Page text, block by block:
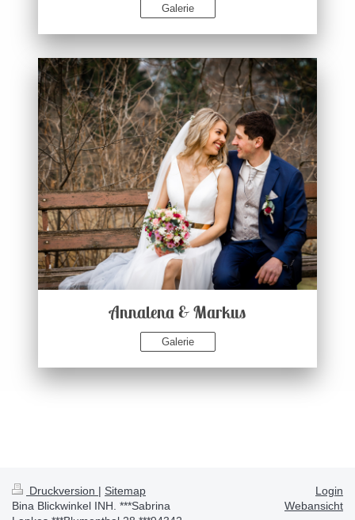
Galerie
Annalena & Markus
Galerie
Druckversion | Sitemap
Bina Blickwinkel INH. ***Sabrina
Login
Webansicht